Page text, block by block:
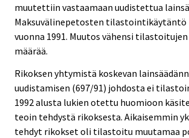
muutettiin vastaamaan uudistettua
Maksuvälinepetosten
vuonna 1991. Muutos vähensi
määrää.
Rikoksen yhtymistä koskevan
uudistamisen (697/91) johdosta ei
1992 alusta lukien otettu huomioon
teoin tehdystä rikoksesta. Aikaisemmin
tehdyt rikokset oli tilastoitu muutamaa